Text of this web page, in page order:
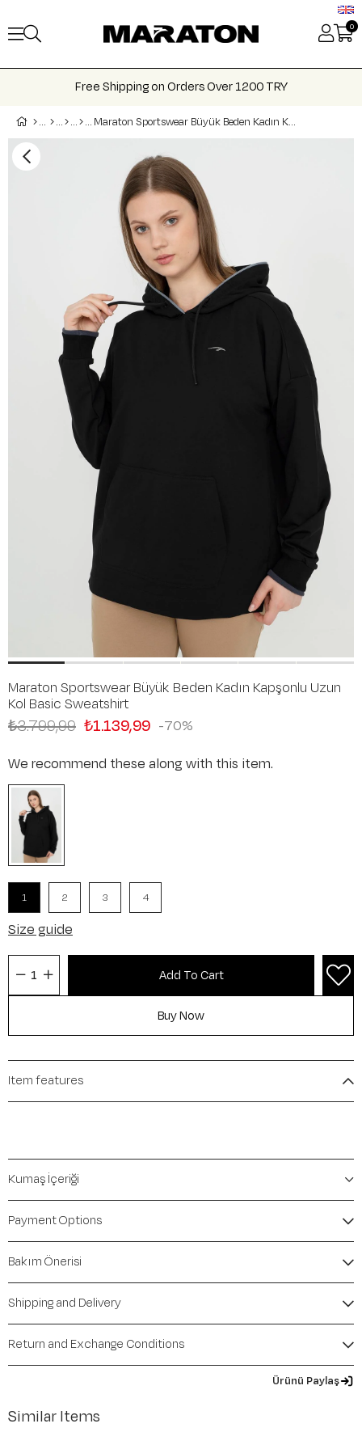
0
Free Shipping on Orders Over 1200 TRY
Maraton Sportswear Büyük Beden Kadın Kapşonlu Uzun Kol Basic Sweatshirt 21169
Maraton Sportswear Büyük Beden Kadın Kapşonlu Uzun
Kol Basic Sweatshirt
70
₺3.799,99 ₺1.139,99
We recommend these along with this item.
1 2 3 4
Size guide
Item features
Kumaş İçeriği
Payment Options
Bakım Önerisi
Shipping and Delivery
Return and Exchange Conditions
Ürünü Paylaş
Similar Items